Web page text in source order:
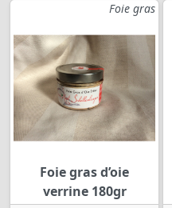
Foie gras
Foie gras d’oie
verrine 180gr